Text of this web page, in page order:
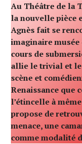
Au Théâtre de la
la nouvelle pièce
Agnès fait se
imaginaire musée
cours de
allie le trivial et le
scène et
Renaissance que
l’étincelle à
propose de
menace, une
comme modalité